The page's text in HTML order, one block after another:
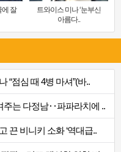
에 잘
트와이스 미나 ‘눈부신
아름다..
“점심 때 4병 마셔”(바..
주는 다정남‥파파라치에 ..
끈 비니키 소화 ‘역대급..